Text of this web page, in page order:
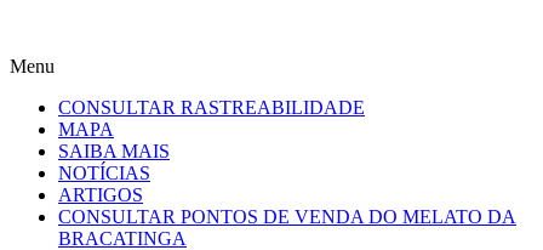
Menu
CONSULTAR RASTREABILIDADE
MAPA
SAIBA MAIS
NOTÍCIAS
ARTIGOS
CONSULTAR PONTOS DE VENDA DO MELATO DA
BRACATINGA